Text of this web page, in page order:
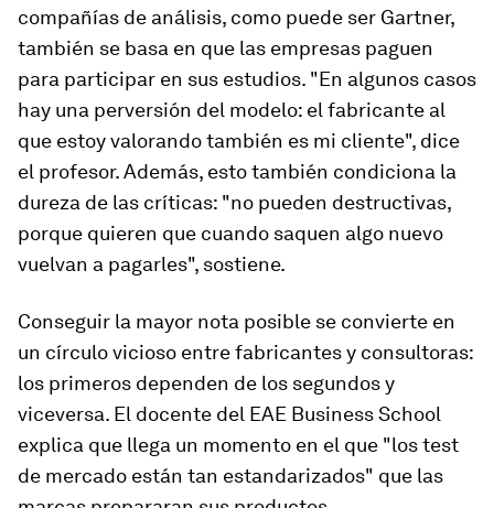
compañías de análisis, como puede ser Gartner,
también se basa en que las empresas paguen
para participar en sus estudios. "En algunos casos
hay una perversión del modelo: el fabricante al
que estoy valorando también es mi cliente", dice
el profesor. Además, esto también condiciona la
dureza de las críticas: "no pueden destructivas,
porque quieren que cuando saquen algo nuevo
vuelvan a pagarles", sostiene.
Conseguir la mayor nota posible se convierte en
un círculo vicioso entre fabricantes y consultoras:
los primeros dependen de los segundos y
viceversa. El docente del EAE Business School
explica que llega un momento en el que "los test
de mercado están tan estandarizados" que las